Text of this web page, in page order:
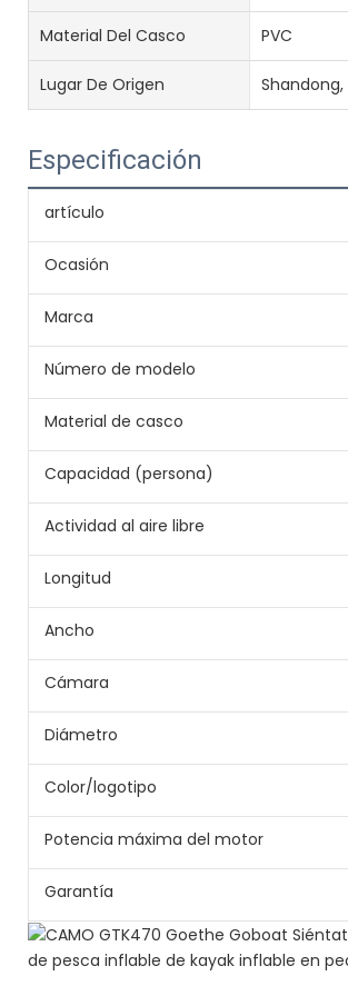
Material Del Casco PVC
Lugar De Origen Shandong,
Especificación
artículo
Ocasión
Marca
Número de modelo
Material de casco
Capacidad (persona)
Actividad al aire libre
Longitud
Ancho
Cámara
Diámetro
Color/logotipo
Potencia máxima del motor
Garantía